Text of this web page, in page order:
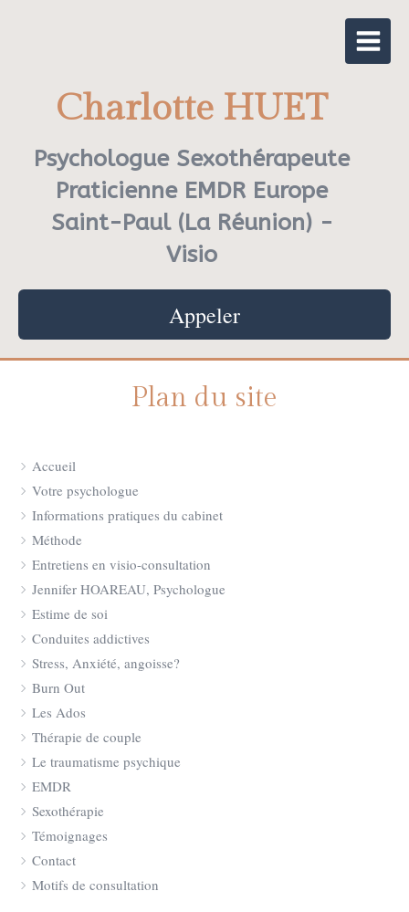
Charlotte HUET
Psychologue Sexothérapeute
Praticienne EMDR Europe
Saint-Paul (La Réunion) -
Visio
Appeler
Plan du site
Accueil
Votre psychologue
Informations pratiques du cabinet
Méthode
Entretiens en visio-consultation
Jennifer HOAREAU, Psychologue
Estime de soi
Conduites addictives
Stress, Anxiété, angoisse?
Burn Out
Les Ados
Thérapie de couple
Le traumatisme psychique
EMDR
Sexothérapie
Témoignages
Contact
Motifs de consultation